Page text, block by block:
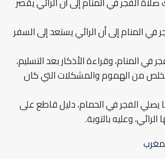
في المنام إلى أن الرائي يستعد إلى السفر
في المنام، وقراءة الأذكار بعد التسليم،
من الهموم والمشكلات التي كان
يصلي الفجر في الحمام، دليل قاطع على
وعليه بالتوبة.